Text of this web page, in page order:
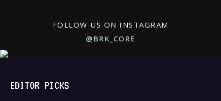
FOLLOW US ON INSTAGRAM
@BRK_CORE
EDITOR PICKS